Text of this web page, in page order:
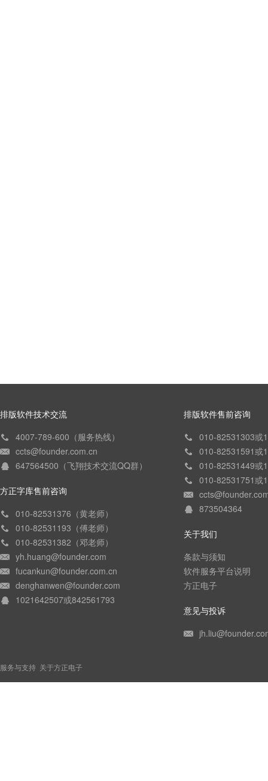
排版软件技术交流
4007-789-600（服务热线）
ccts@founder.com.cn
647564500（飞翔技术交流QQ群）
方正字库售前咨询
010-82531376（黄老师）
010-82531193（傅老师）
010-82531382（邓老师）
yh.huang@founder.com
fucankun@founder.com.cn
denghanwen@founder.com
1021642507或842561793
排版软件售前咨询
010-82531303或
010-82531591或
010-82531449或
010-82531751或
873504364
关于我们
条款与须知
软件服务平台说明
方正电子
意见与投诉
服务与支持 关于方正电子